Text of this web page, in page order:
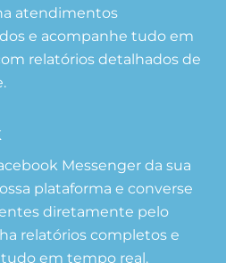
atendimentos
e acompanhe tudo em
relatórios detalhados de
Messenger da sua
plataforma e converse
diretamente pelo
relatórios completos e
em tempo real.